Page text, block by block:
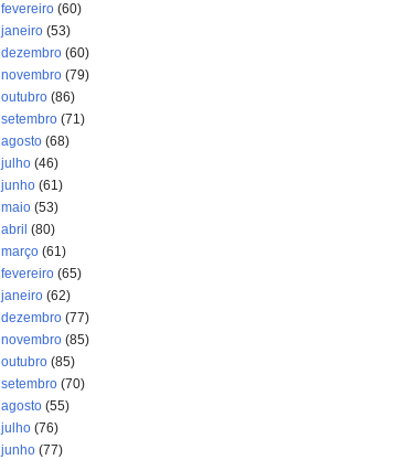
fevereiro (60)
janeiro (53)
dezembro (60)
novembro (79)
outubro (86)
setembro (71)
agosto (68)
julho (46)
junho (61)
maio (53)
abril (80)
março (61)
fevereiro (65)
janeiro (62)
dezembro (77)
novembro (85)
outubro (85)
setembro (70)
agosto (55)
julho (76)
junho (77)